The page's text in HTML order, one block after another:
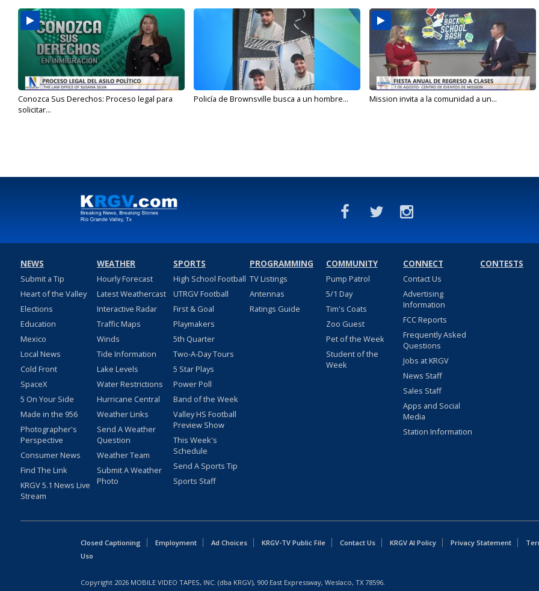
Conozca Sus Derechos: Proceso legal para
solicitar...
Policía de Brownsville busca a un hombre... Mission invita a la comunidad a un...
NEWS
Submit a Tip
Heart of the Valley
Elections
Education
Mexico
Local News
Cold Front
SpaceX
5 On Your Side
Made in the 956
Photographer's
Perspective
Consumer News
Find The Link
KRGV 5.1 News Live
Stream
WEATHER
Hourly Forecast
Latest Weathercast
Interactive Radar
Traffic Maps
Winds
Tide Information
Lake Levels
Water Restrictions
Hurricane Central
Weather Links
Send A Weather
Question
Weather Team
Submit A Weather
Photo
SPORTS
High School Football
UTRGV Football
First & Goal
Playmakers
5th Quarter
Two-A-Day Tours
5 Star Plays
Power Poll
Band of the Week
Valley HS Football
Preview Show
This Week's
Schedule
Send A Sports Tip
Sports Staff
PROGRAMMING
TV Listings
Antennas
Ratings Guide
COMMUNITY
Pump Patrol
5/1 Day
Tim's Coats
Zoo Guest
Pet of the Week
Student of the
Week
CONNECT
Contact Us
Advertising
Information
FCC Reports
Frequently Asked
Questions
Jobs at KRGV
News Staff
Sales Staff
Apps and Social
Media
Station Information
CONTESTS
Closed Captioning Employment Ad Choices KRGV-TV Public File Contact Us KRGV AI Policy Privacy Statement
Uso
Copyright 2026 MOBILE VIDEO TAPES, INC. (dba KRGV), 900 East Expressway, Weslaco, TX 78596.